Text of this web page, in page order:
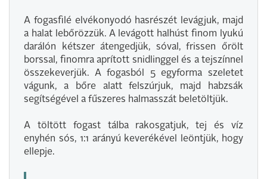
A fogasfilé elvékonyodó hasrészét levágjuk, majd
a halat lebőrözzük. A levágott halhúst finom lyukú
darálón kétszer átengedjük, sóval, frissen őrölt
borssal, finomra aprított snidlinggel és a tejszínnel
összekeverjük. A fogasból 5 egyforma szeletet
vágunk, a bőre alatt felszúrjuk, majd habzsák
segítségével a fűszeres halmasszát beletöltjük.
A töltött fogast tálba rakosgatjuk, tej és víz
enyhén sós, 1:1 arányú keverékével leöntjük, hogy
ellepje.